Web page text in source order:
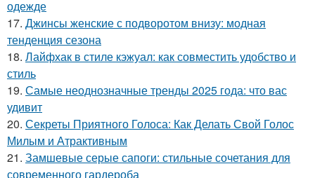
одежде
17. Джинсы женские с подворотом внизу: модная
тенденция сезона
18. Лайфхак в стиле кэжуал: как совместить удобство и
стиль
19. Самые неоднозначные тренды 2025 года: что вас
удивит
20. Секреты Приятного Голоса: Как Делать Свой Голос
Милым и Атрактивным
21. Замшевые серые сапоги: стильные сочетания для
современного гардероба